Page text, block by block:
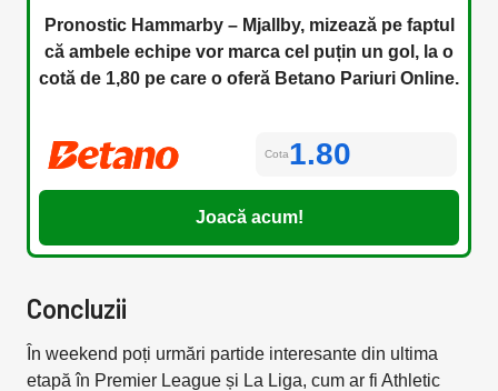
Pronostic Hammarby – Mjallby, mizează pe faptul
că ambele echipe vor marca cel puțin un gol, la o
cotă de 1,80 pe care o oferă Betano Pariuri Online.
Cota1.80
Joacă acum!
Concluzii
În weekend poți urmări partide interesante din ultima
etapă în Premier League și La Liga, cum ar fi Athletic